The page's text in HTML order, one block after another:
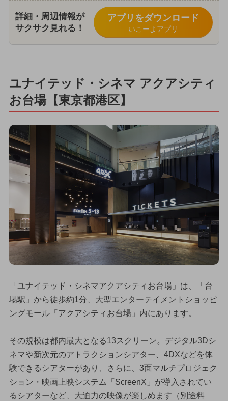
詳細・周辺情報が
サクサク見れる！
アプリをダウンロード
いこーよアプリ
ユナイテッド・シネマ アクアシティ
お台場【東京都港区】
「ユナイテッド・シネマアクアシティお台場」は、「台
場駅」から徒歩約1分、大型エンターテイメントショッピ
ングモール「アクアシティお台場」内にあります。
その規模は都内最大となる13スクリーン。デジタル3Dシ
ネマや新次元のアトラクションシアター、4DXなどを体
験できるシアターがあり、さらに、3面マルチプロジェク
ション・映画上映システム「ScreenX」が導入されてい
るシアターなど、大迫力の映像が楽しめます（別途料